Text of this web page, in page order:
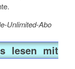
Unlimited-Abo
lesen mit